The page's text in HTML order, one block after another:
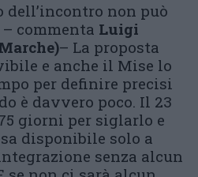
dell’incontro non può
commenta Luigi
– La proposta
e anche il Mise lo
per definire precisi
è davvero poco. Il 23
giorni per siglarlo e
disponibile solo a
integrazione senza alcun